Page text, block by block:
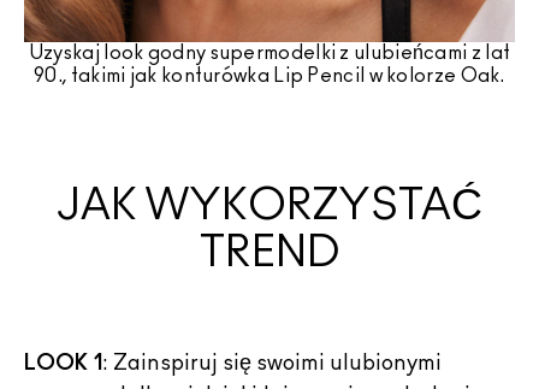
Uzyskaj look godny supermodelki z ulubieńcami z lat
90., takimi jak konturówka Lip Pencil w kolorze Oak.
JAK WYKORZYSTAĆ
TREND
LOOK 1 : Zainspiruj się swoimi ulubionymi